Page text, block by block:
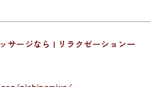
サージなら | リラクゼーション一